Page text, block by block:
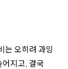
는 오히려 과잉
지고, 결국